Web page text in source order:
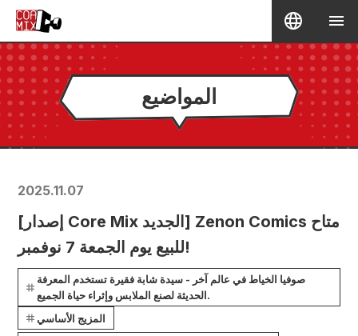
المواضيع
2025.11.07
[إصدار Core Mix الجديد] Zenon Comics متاح
للبيع يوم الجمعة 7 نوفمبر!
صوفيا الخياط في عالم آخر - سيدة شابة فقيرة تستخدم المعرفة
الحديثة لصنع الملابس وإثراء حياة الجميع.
المزيج الأساسي